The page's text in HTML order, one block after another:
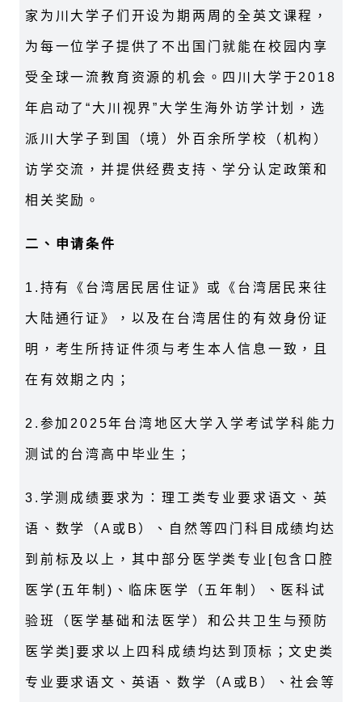
家为川大学子们开设为期两周的全英文课程，
为每一位学子提供了不出国门就能在校园内享
受全球一流教育资源的机会。四川大学于2018
年启动了“大川视界”大学生海外访学计划，选
派川大学子到国（境）外百余所学校（机构）
访学交流，并提供经费支持、学分认定政策和
相关奖励。
二、申请条件
1. 持有《台湾居民居住证》或《台湾居民来往
大陆通行证》，以及在台湾居住的有效身份证
明，考生所持证件须与考生本人信息一致，且
在有效期之内；
2. 参加2025年台湾地区大学入学考试学科能力
测试的台湾高中毕业生；
3. 学测成绩要求为：理工类专业要求语文、英
语、数学（A或B）、自然等四门科目成绩均达
到前标及以上，其中部分医学类专业[包含口腔
医学(五年制)、临床医学（五年制）、医科试
验班（医学基础和法医学）和公共卫生与预防
医学类]要求以上四科成绩均达到顶标；文史类
专业要求语文、英语、数学（A或B）、社会等